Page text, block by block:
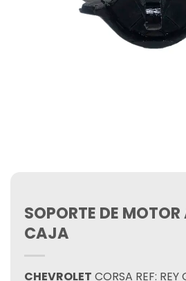
SOPORTE DE
CAJA
CHEVROLET CORSA REF: REY